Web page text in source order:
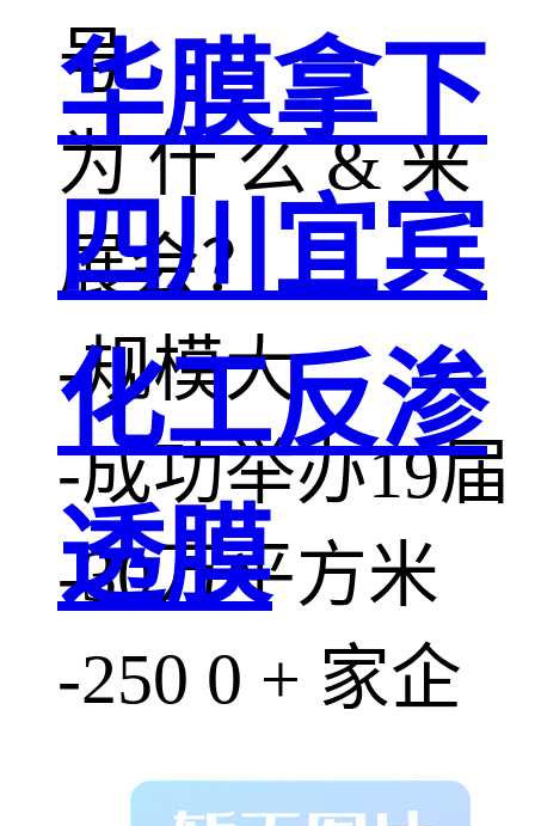
号
为 什 么 & 来
展会？
-规模大
-成功举办19届
-30万平方米
-250 0 + 家企
华膜拿下
四川宜宾
化工反渗
透膜